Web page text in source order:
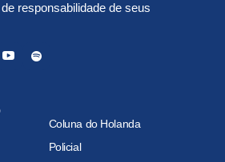
responsabilidade de seus
Coluna do Holanda
Policial